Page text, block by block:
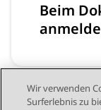
Beim
Wir verwenden
Surferlebnis zu